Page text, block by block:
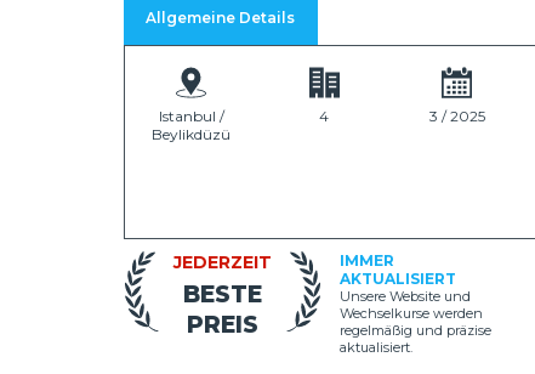
Allgemeine Details
Istanbul /
Beylikdüzü
4 3 / 2025
JEDERZEIT
BESTE
PREIS
IMMER
AKTUALISIERT
Unsere Website und
Wechselkurse werden
regelmäßig und präzise
aktualisiert.